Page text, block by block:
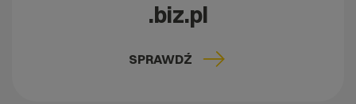
.biz.pl
SPRAWDŹ